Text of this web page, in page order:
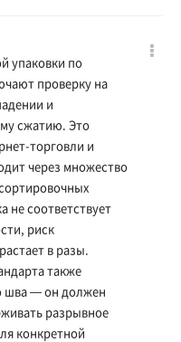
упаковки по
проверку на
и
сжатию. Это
торговли и
через множество
не соответствует
риск
в разы.
также
шва — он должен
разрывное
конкретной